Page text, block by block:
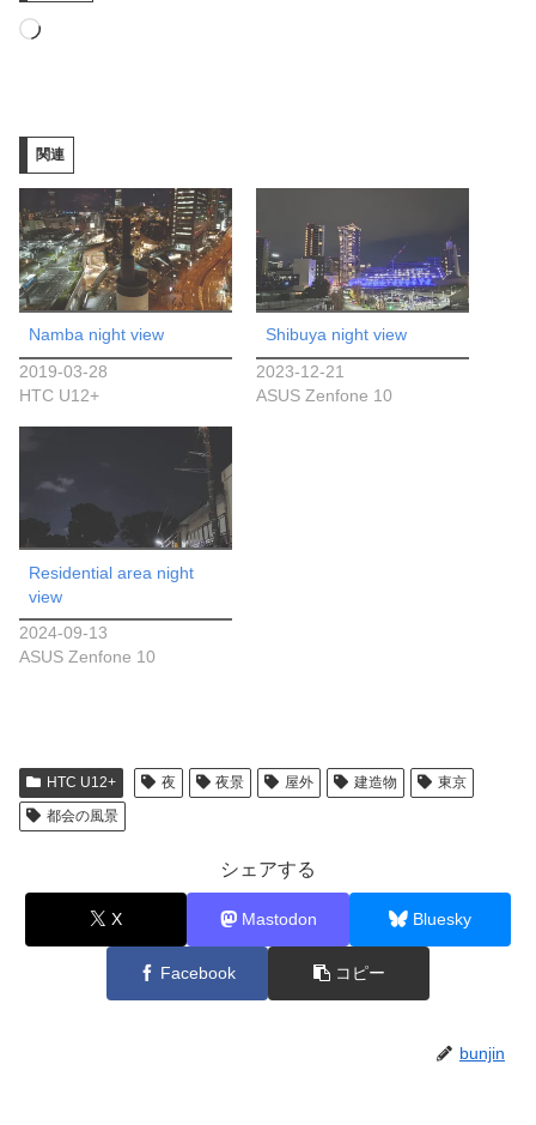
読
み
中…
関連
Namba night view
2019-03-28
HTC U12+
Shibuya night view
2023-12-21
ASUS Zenfone 10
Residential area night
view
2024-09-13
ASUS Zenfone 10
HTC U12+ 夜 夜景 屋外 建造物
東京
都会の風景
シェアする
X Mastodon Bluesky
Facebook コピー
bunjin